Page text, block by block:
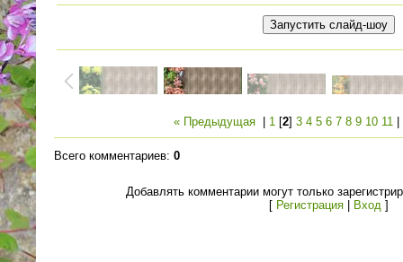
« Предыдущая 1 [2] 3 4 5 6 7 8 9 10 11
Всего комментариев: 0
Добавлять комментарии могут только
[ Регистрация| Вход ]